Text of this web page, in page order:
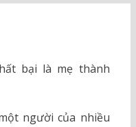
bại là mẹ thành
người của nhiều